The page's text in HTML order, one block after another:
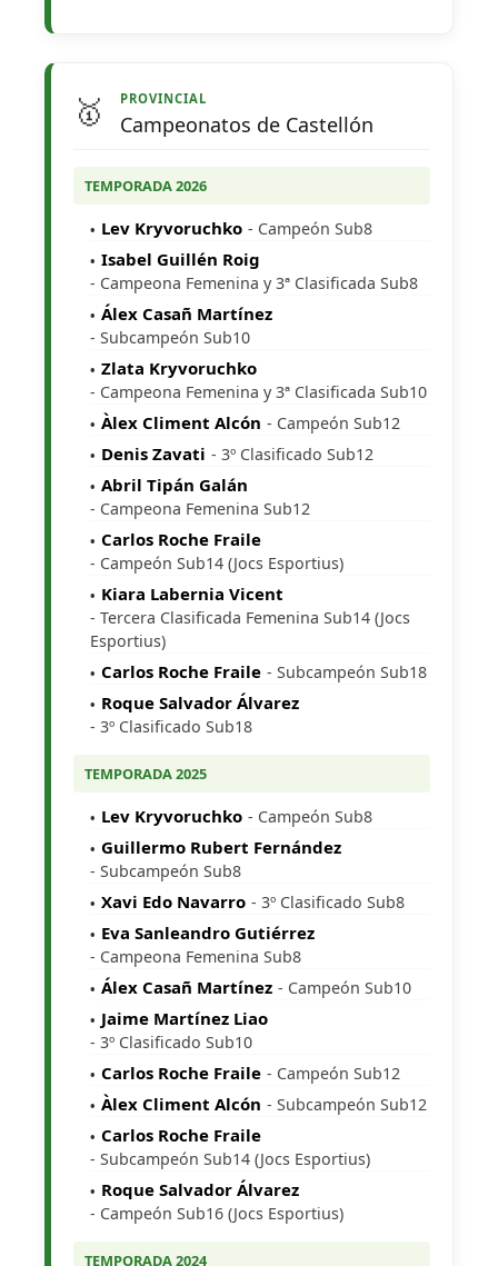
🥇 PROVINCIAL
Campeonatos de Castellón
TEMPORADA 2026
Lev Kryvoruchko - Campeón Sub8
Isabel Guillén Roig
- Campeona Femenina y 3ª Clasificada Sub8
Álex Casañ Martínez
- Subcampeón Sub10
Zlata Kryvoruchko
- Campeona Femenina y 3ª Clasificada Sub10
Àlex Climent Alcón - Campeón Sub12
Denis Zavati - 3º Clasificado Sub12
Abril Tipán Galán
- Campeona Femenina Sub12
Carlos Roche Fraile
- Campeón Sub14 (Jocs Esportius)
Kiara Labernia Vicent
- Tercera Clasificada Femenina Sub14 (Jocs
Esportius)
Carlos Roche Fraile - Subcampeón Sub18
Roque Salvador Álvarez
- 3º Clasificado Sub18
TEMPORADA 2025
Lev Kryvoruchko - Campeón Sub8
Guillermo Rubert Fernández
- Subcampeón Sub8
Xavi Edo Navarro - 3º Clasificado Sub8
Eva Sanleandro Gutiérrez
- Campeona Femenina Sub8
Álex Casañ Martínez - Campeón Sub10
Jaime Martínez Liao
- 3º Clasificado Sub10
Carlos Roche Fraile - Campeón Sub12
Àlex Climent Alcón - Subcampeón Sub12
Carlos Roche Fraile
- Subcampeón Sub14 (Jocs Esportius)
Roque Salvador Álvarez
- Campeón Sub16 (Jocs Esportius)
TEMPORADA 2024